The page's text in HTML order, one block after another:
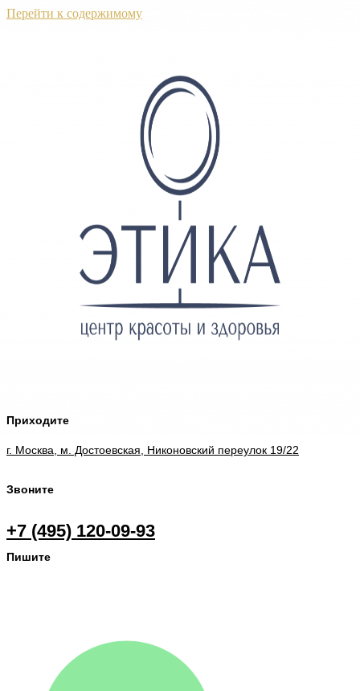
Перейти к содержимому
Приходите
г. Москва, м. Достоевская, Никоновский переулок 19/22
Звоните
+7 (495) 120-09-93
Пишите